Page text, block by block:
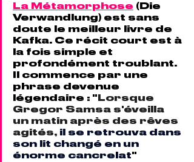
La Métamorphose (Die
Verwandlung) est sans
doute le meilleur livre de
Kafka. Ce récit court est à
la fois simple et
profondément troublant.
Il commence par une
phrase devenue
légendaire : "Lorsque
Gregor Samsa s'éveilla
un matin après des rêves
agités, il se retrouva dans
son lit changé en un
énorme cancrelat"